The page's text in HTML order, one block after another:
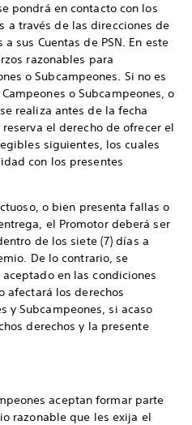
pondrá en contacto con los
a través de las direcciones de
sus Cuentas de PSN. En este
razonables para
o Subcampeones. Si no es
o Subcampeones, o
realiza antes de la fecha
el derecho de ofrecer el
siguientes, los cuales
con los presentes
o bien presenta fallas o
el Promotor deberá ser
de los siete (7) días a
De lo contrario, se
en las condiciones
afectará los derechos
y Subcampeones, si acaso
derechos y la presente
aceptan formar parte
razonable que les exija el